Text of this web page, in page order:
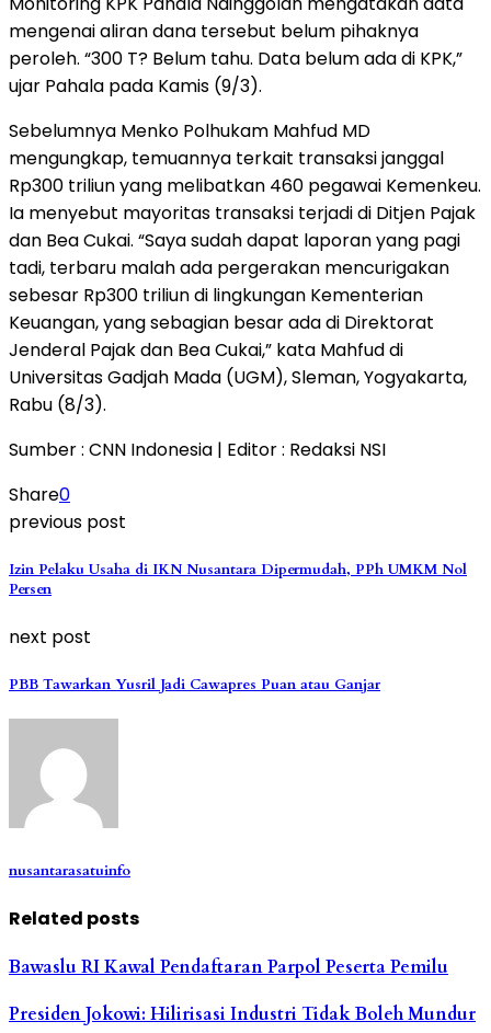
mengenai aliran dana tersebut belum pihaknya
peroleh. “300 T? Belum tahu. Data belum ada di KPK,”
ujar Pahala pada Kamis (9/3).
Sebelumnya Menko Polhukam Mahfud MD
mengungkap, temuannya terkait transaksi janggal
Rp300 triliun yang melibatkan 460 pegawai Kemenkeu.
Ia menyebut mayoritas transaksi terjadi di Ditjen Pajak
dan Bea Cukai. “Saya sudah dapat laporan yang pagi
tadi, terbaru malah ada pergerakan mencurigakan
sebesar Rp300 triliun di lingkungan Kementerian
Keuangan, yang sebagian besar ada di Direktorat
Jenderal Pajak dan Bea Cukai,” kata Mahfud di
Universitas Gadjah Mada (UGM), Sleman, Yogyakarta,
Rabu (8/3).
Sumber : CNN Indonesia | Editor : Redaksi NSI
Share0
previous post
Izin Pelaku Usaha di IKN Nusantara Dipermudah, PPh UMKM Nol
Persen
next post
PBB Tawarkan Yusril Jadi Cawapres Puan atau Ganjar
nusantarasatuinfo
Related posts
Bawaslu RI Kawal Pendaftaran Parpol Peserta Pemilu
Presiden Jokowi: Hilirisasi Industri Tidak Boleh Mundur